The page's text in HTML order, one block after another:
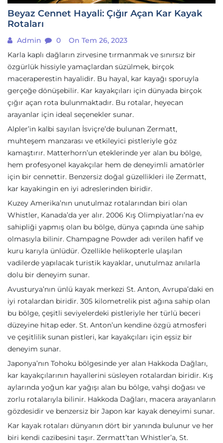
Beyaz Cennet Hayali: Çığır Açan Kar Kayak
Rotaları
Admin 0
On Tem 26, 2023
Karla kaplı dağların zirvesine tırmanmak ve sınırsız bir
özgürlük hissiyle yamaçlardan süzülmek, birçok
maceraperestin hayalidir. Bu hayal, kar kayağı sporuyla
gerçeğe dönüşebilir. Kar kayakçıları için dünyada birçok
çığır açan rota bulunmaktadır. Bu rotalar, heyecan
arayanlar için ideal seçenekler sunar.
Alpler’in kalbi sayılan İsviçre’de bulunan Zermatt,
muhteşem manzarası ve etkileyici pistleriyle göz
kamaştırır. Matterhorn’un eteklerinde yer alan bu bölge,
hem profesyonel kayakçılar hem de deneyimli amatörler
için bir cennettir. Benzersiz doğal güzellikleri ile Zermatt,
kar kayakingin en iyi adreslerinden biridir.
Kuzey Amerika’nın unutulmaz rotalarından biri olan
Whistler, Kanada’da yer alır. 2006 Kış Olimpiyatları’na ev
sahipliği yapmış olan bu bölge, dünya çapında üne sahip
olmasıyla bilinir. Champagne Powder adı verilen hafif ve
kuru karıyla ünlüdür. Özellikle helikopterle ulaşılan
vadilerde yapılacak turistik kayaklar, unutulmaz anılarla
dolu bir deneyim sunar.
Avusturya’nın ünlü kayak merkezi St. Anton, Avrupa’daki en
iyi rotalardan biridir. 305 kilometrelik pist ağına sahip olan
bu bölge, çeşitli seviyelerdeki pistleriyle her türlü beceri
düzeyine hitap eder. St. Anton’un kendine özgü atmosferi
ve çeşitlilik sunan pistleri, kar kayakçıları için eşsiz bir
deneyim sunar.
Japonya’nın Tohoku bölgesinde yer alan Hakkoda Dağları,
kar kayakçılarının hayallerini süsleyen rotalardan biridir. Kış
aylarında yoğun kar yağışı alan bu bölge, vahşi doğası ve
zorlu rotalarıyla bilinir. Hakkoda Dağları, macera arayanların
gözdesidir ve benzersiz bir Japon kar kayak deneyimi sunar.
Kar kayak rotaları dünyanın dört bir yanında bulunur ve her
biri kendi cazibesini taşır. Zermatt’tan Whistler’a, St.